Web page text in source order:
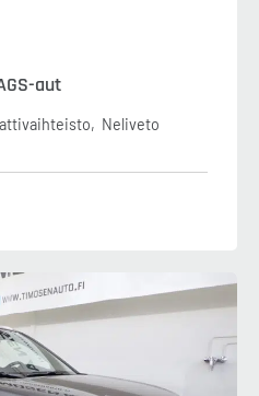
aut
Neliveto